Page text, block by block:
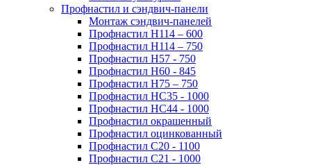
Профнастил и сэндвич-панели
Монтаж сэндвич-панелей
Профнастил Н114 – 600
Профнастил Н114 – 750
Профнастил Н57 - 750
Профнастил Н60 - 845
Профнастил Н75 – 750
Профнастил НС35 - 1000
Профнастил НС44 - 1000
Профнастил окрашенный
Профнастил оцинкованный
Профнастил С20 - 1100
Профнастил С21 - 1000